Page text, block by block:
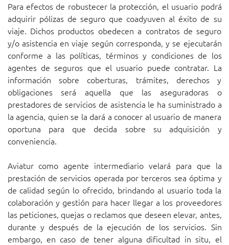
Para efectos de robustecer la protección, el usuario podrá
adquirir pólizas de seguro que coadyuven al éxito de su
viaje. Dichos productos obedecen a contratos de seguro
y/o asistencia en viaje según corresponda, y se ejecutarán
conforme a las políticas, términos y condiciones de los
agentes de seguros que el usuario puede contratar. La
información sobre coberturas, trámites, derechos y
obligaciones será aquella que las aseguradoras o
prestadores de servicios de asistencia le ha suministrado a
la agencia, quien se la dará a conocer al usuario de manera
oportuna para que decida sobre su adquisición y
conveniencia.
Aviatur como agente intermediario velará para que la
prestación de servicios operada por terceros sea óptima y
de calidad según lo ofrecido, brindando al usuario toda la
colaboración y gestión para hacer llegar a los proveedores
las peticiones, quejas o reclamos que deseen elevar, antes,
durante y después de la ejecución de los servicios. Sin
embargo, en caso de tener alguna dificultad in situ, el